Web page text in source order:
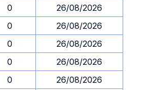
0
26/08/2026
0
26/08/2026
0
26/08/2026
0
26/08/2026
0
26/08/2026